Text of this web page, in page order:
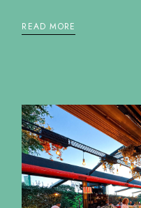
READ MORE